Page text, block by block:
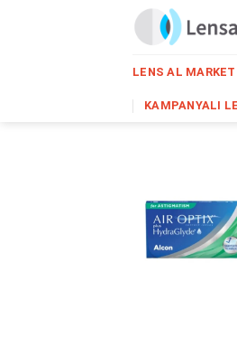
LENS AL MARKET
KAMPANYALI